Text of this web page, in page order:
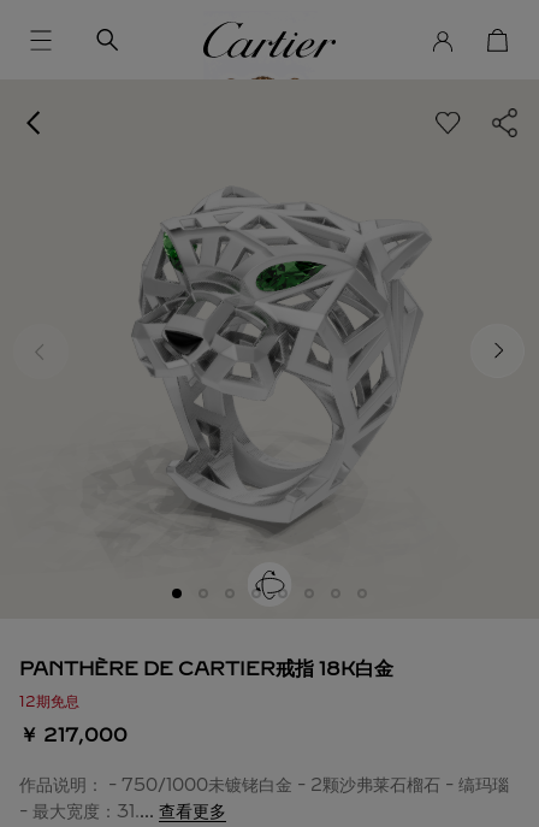
PANTHÈRE DE CARTIER戒指 18K白金
12期免息
￥ 217,000
作品说明： - 750/1000未镀铑白金 - 2颗沙弗莱石榴石 - 缟玛瑙
- 最大宽度：31.... 查看更多